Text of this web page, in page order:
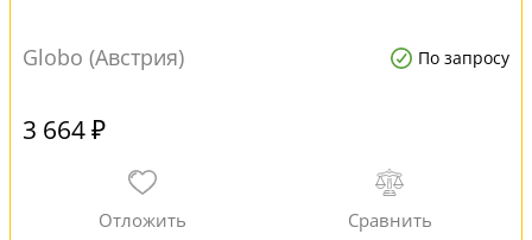
Globo (Австрия) По запросу
3 664 ₽